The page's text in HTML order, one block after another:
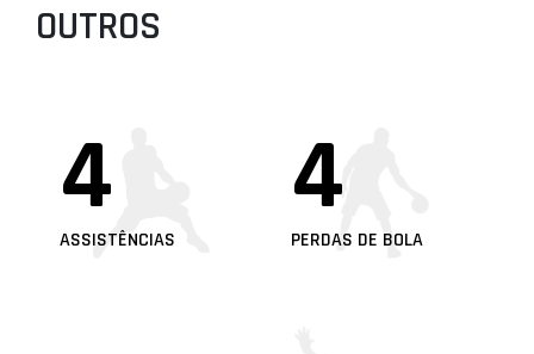
OUTROS
4
ASSISTÊNCIAS
4
PERDAS DE BOLA